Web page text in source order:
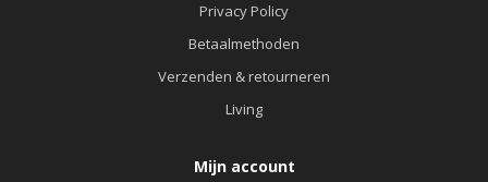
Privacy Policy
Betaalmethoden
Verzenden & retourneren
Living
Mijn account